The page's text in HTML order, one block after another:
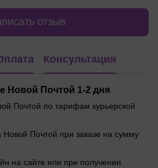
отзыв
Консультация
Новой Почтой 1-2 дня
Почтой по тарифам курьерской
Новой Почтой при заказе на сумму
на сайте или при получении